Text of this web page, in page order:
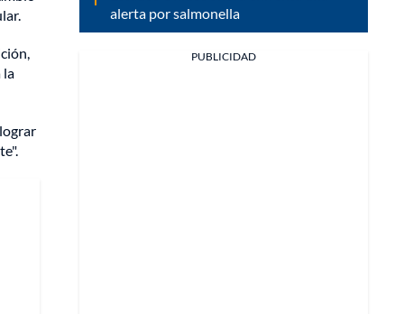
la
alerta por salmonella
PUBLICIDAD